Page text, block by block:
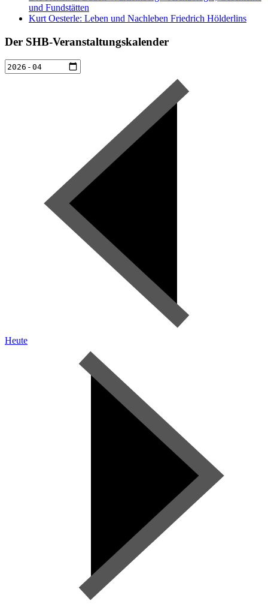
und Fundstätten
Kurt Oesterle: Leben und Nachleben Friedrich Hölderlins
Der SHB-Veranstaltungskalender
Heute